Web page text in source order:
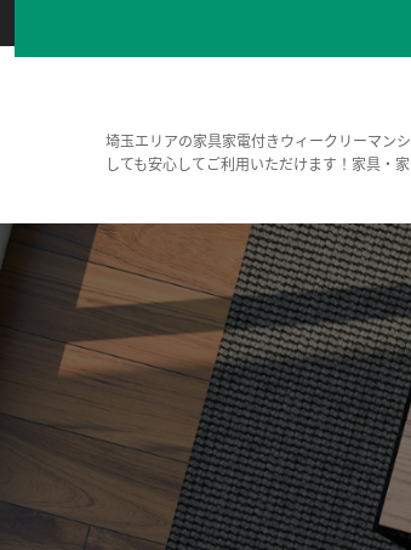
埼玉エリアの家具家電付きウィークリーマン
しても安心してご利用いただけます！家具・